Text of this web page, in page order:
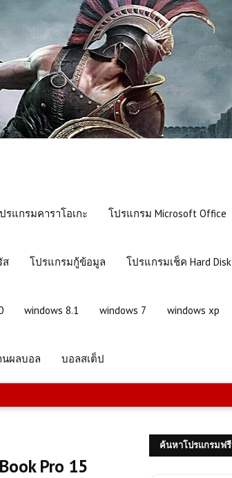
รแกรมคาราโอเกะ โปรแกรม Microsoft Office
ส โปรแกรมกู้ข้อมูล โปรแกรมเช็ค Hard Disk
windows 8.1 windows 7 windows xp
ผลบอล บอลสเต็ป
Pro 15
ค้นหาโปรแกรมฟรี